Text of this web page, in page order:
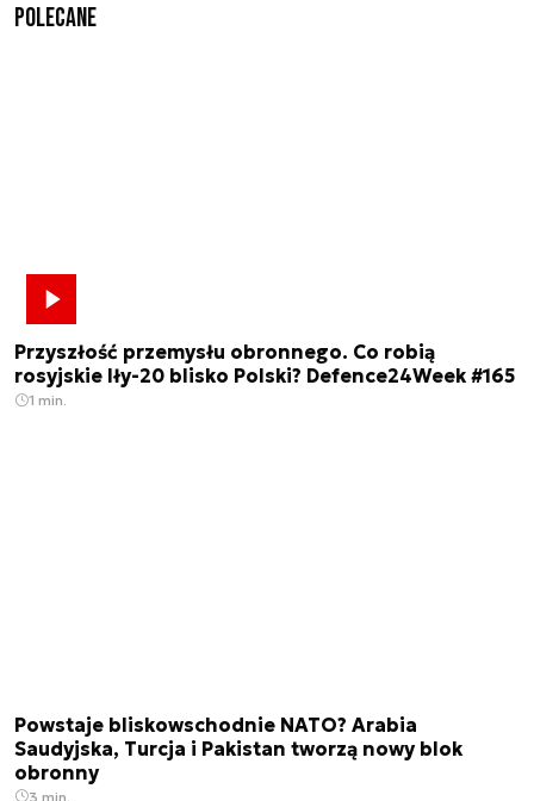
Polecane
Przyszłość przemysłu obronnego. Co robią
rosyjskie Iły-20 blisko Polski? Defence24Week #165
1 min.
Powstaje bliskowschodnie NATO? Arabia
Saudyjska, Turcja i Pakistan tworzą nowy blok
obronny
3 min.